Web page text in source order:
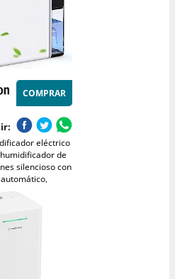
COMPRAR
eléctrico
de
silencioso con
modo sleep,
de 7 colores,
24H)